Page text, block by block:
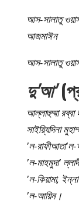
আস-সালাতু
আজমাঈন
আস-সালাতু
দু'আ'
আল্লাহুম্মা রব্বা
সাইয়্যিদিনা
'ল-রাফীআতা'ল-
'ল-মাহমুদা'
'ল-কিয়ামা,
'ল-আয়িন।